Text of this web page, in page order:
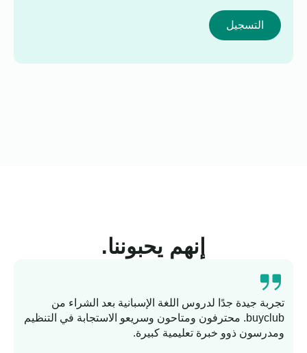
التسجيل
إنهم يحبوننا.
تجربة جيدة جدًا لدروس اللغة الإسبانية بعد الشراء من
buyclub. محترفون ومتاحون وسريعو الاستجابة في التنظيم
ومدرسون ذوو خبرة تعليمية كبيرة.